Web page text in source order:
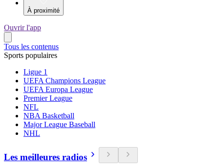
À proximité
Ouvrir l'app
Tous les contenus
Sports populaires
Ligue 1
UEFA Champions League
UEFA Europa League
Premier League
NFL
NBA Basketball
Major League Baseball
NHL
Les meilleures radios